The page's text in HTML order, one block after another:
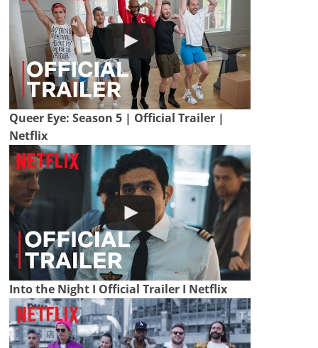
Queer Eye: Season 5 | Official Trailer |
Netflix
Into the Night I Official Trailer I Netflix